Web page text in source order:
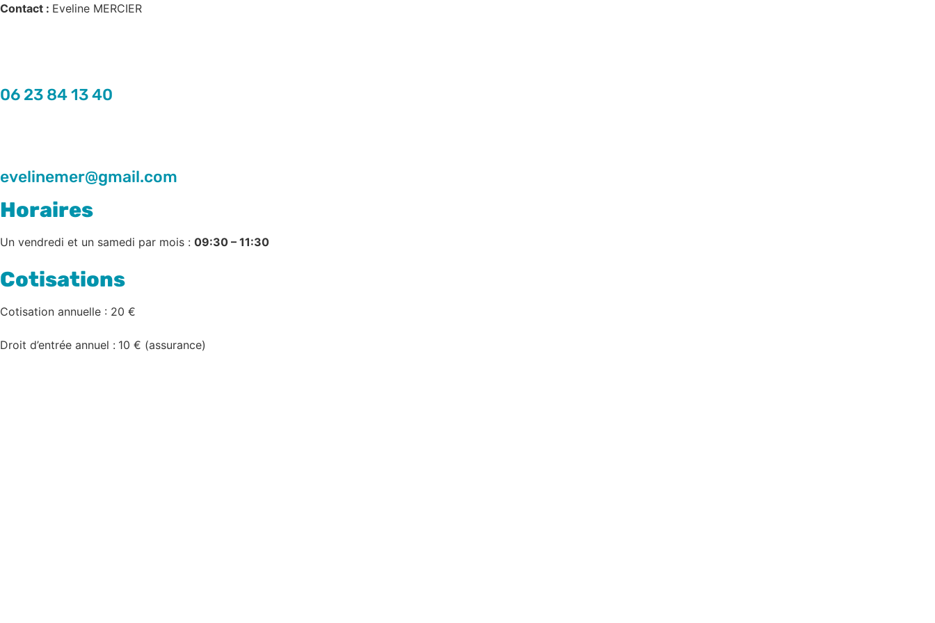
Contact : Eveline MERCIER
06 23 84 13 40
evelinemer@gmail.com
Horaires
Un vendredi et un samedi par mois : 09:30 – 11:30
Cotisations
Cotisation annuelle : 20 €
Droit d’entrée annuel : 10 € (assurance)